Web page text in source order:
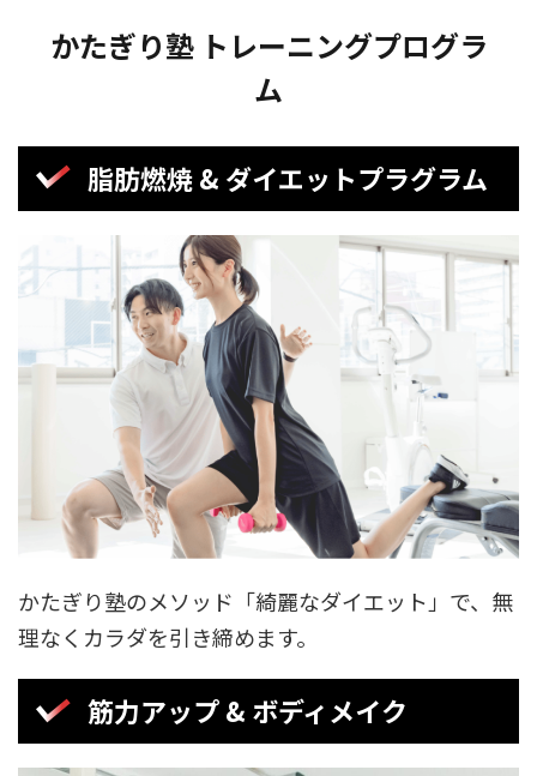
かたぎり塾 トレーニングプログラ
ム
脂肪燃焼 & ダイエットプラグラム
かたぎり塾のメソッド「綺麗なダイエット」で、無
理なくカラダを引き締めます。
筋力アップ & ボディメイク